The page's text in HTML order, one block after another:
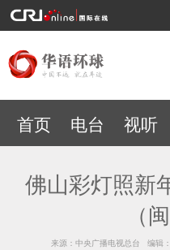
首页 电台 视听
佛山彩灯照新
（
来源：中央广播电视总台 编辑